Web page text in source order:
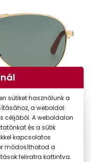
sütiket használunk a
a weboldal
céljából. A weboldalon
és a sütik
kapcsolatos
módosíthatod a
feliratra kattintva.